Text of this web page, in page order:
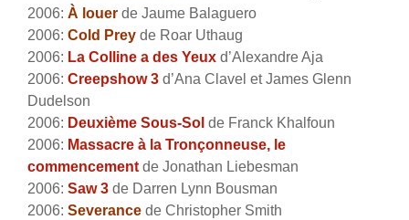
2006: À louer de Jaume Balaguero
2006: Cold Prey de Roar Uthaug
2006: La Colline a des Yeux d’Alexandre Aja
2006: Creepshow 3 d’Ana Clavel et James Glenn
Dudelson
2006: Deuxième Sous-Sol de Franck Khalfoun
2006: Massacre à la Tronçonneuse, le
commencement de Jonathan Liebesman
2006: Saw 3 de Darren Lynn Bousman
2006: Severance de Christopher Smith